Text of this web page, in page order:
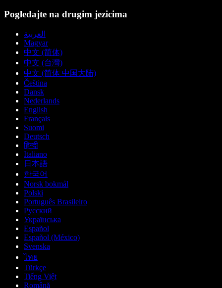
Pogledajte na drugim jezicima
العربية
Magyar
中文 (简体)
中文 (台灣)
中文 (简体 中国大陆)
Čeština
Dansk
Nederlands
English
Français
Suomi
Deutsch
हिन्दी
Italiano
日本語
한국어
Norsk bokmål
Polski
Português Brasileiro
Русский
Українська
Español
Español (México)
Svenska
ไทย
Türkçe
Tiếng Việt
Română